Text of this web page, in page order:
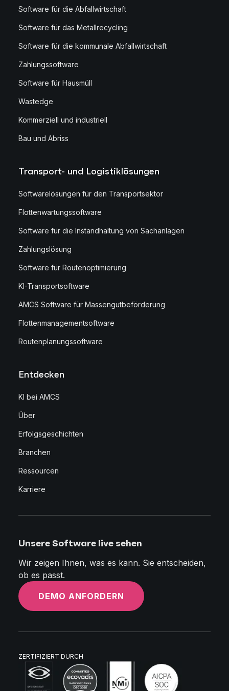
Software für die Abfallwirtschaft
Software für das Metallrecycling
Software für die kommunale Abfallwirtschaft
Zahlungssoftware
Software für Hausmüll
Wastedge
Kommerziell und industriell
Bau und Abriss
Transport- und Logistiklösungen
Softwarelösungen für den Transportsektor
Flottenwartungssoftware
Software für die Instandhaltung von Sachanlagen
Zahlungslösung
Software für Routenoptimierung
KI-Transportsoftware
AMCS Software für Massengutbeförderung
Flottenmanagementsoftware
Routenplanungssoftware
Entdecken
KI bei AMCS
Über
Erfolgsgeschichten
Branchen
Ressourcen
Karriere
Unsere Software live sehen
Wir zeigen Ihnen, was es kann. Sie entscheiden,
ob es passt.
DEMO ANFORDERN
ZERTIFIZIERT DURCH